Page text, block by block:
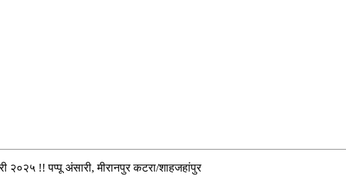
२०२५ !! पप्पू अंसारी, मीरानपुर कटरा/शाहजहांपुर